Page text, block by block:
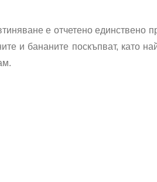
е отчетено единствено
и бананите поскъпват, като